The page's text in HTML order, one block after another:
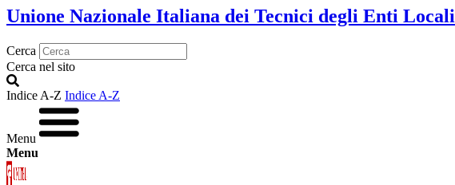
Unione Nazionale Italiana dei Tecnici degli Enti Locali
Cerca
Cerca nel sito
Indice A-Z Indice A-Z
Menu
Menu